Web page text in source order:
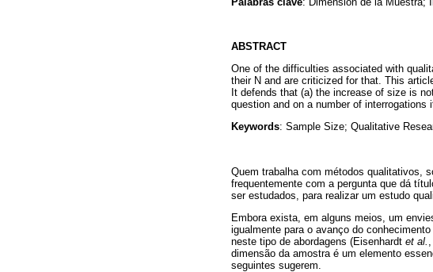
ABSTRACT
One of the difficulties associated with
their N and are criticized for that. This
It defends that (a) the increase of size is
question and on a number of interrogations
Keywords: Sample Size; Qualitative
Quem trabalha com métodos qualitativos,
frequentemente com a pergunta que dá
ser estudados, para realizar um estudo
Embora exista, em alguns meios, um
igualmente para o avanço do
neste tipo de abordagens (Eisenhardt et al.
dimensão da amostra é um elemento
seguintes sugerem.